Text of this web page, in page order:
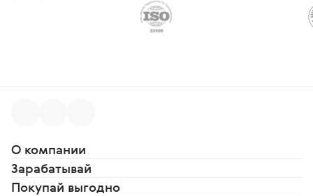
О компании
Зарабатывай
Покупай выгодно